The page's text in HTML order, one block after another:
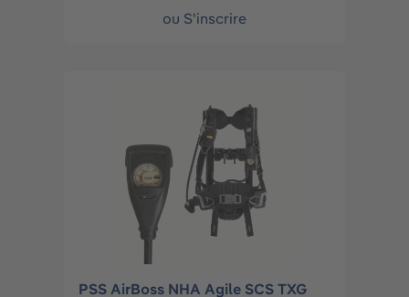
ou S'inscrire
PSS AirBoss NHA Agile SCS TXG